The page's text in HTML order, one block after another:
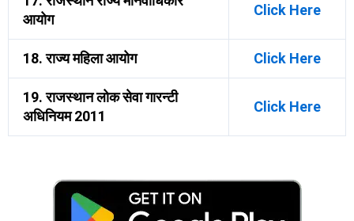
आयोग
Click Here
18. राज्य महिला आयोग Click Here
19. राजस्थान लोक सेवा गारन्टी
अधिनियम 2011
Click Here